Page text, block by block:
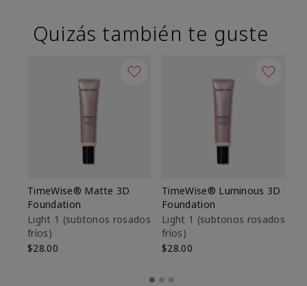
Quizás también te guste
TimeWise® Matte 3D
Foundation
Light 1​ (subtonos rosados
fríos)
$28.00
TimeWise® Luminous 3D
Foundation
Light 1​ (subtonos rosados
fríos)
$28.00